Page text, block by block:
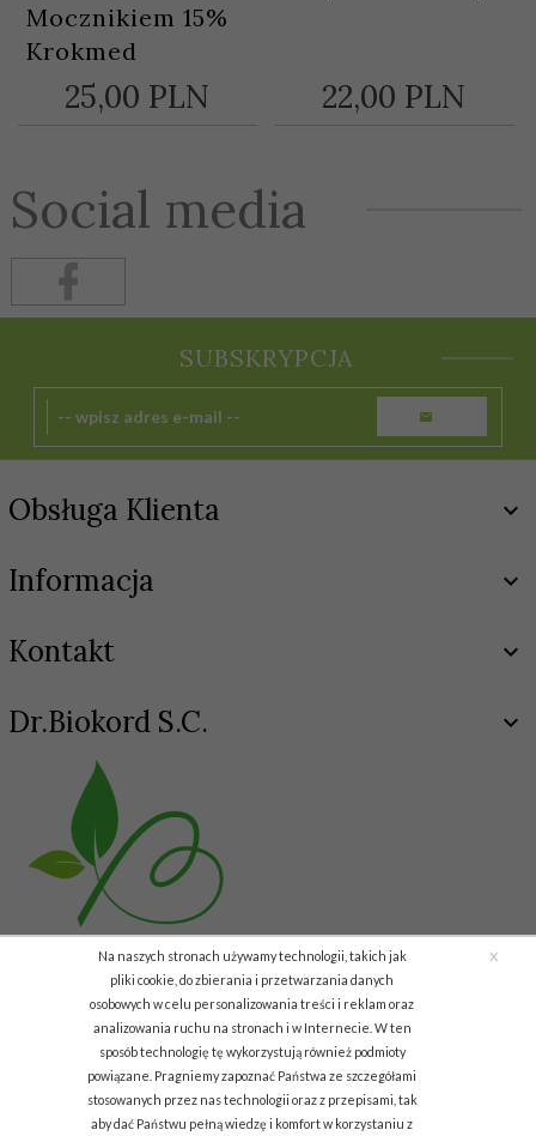
Mocznikiem 15%
Krokmed
25,00 PLN 22,00 PLN
Social media
SUBSKRYPCJA
Obsługa Klienta
Informacja
Kontakt
Dr.Biokord S.C.
info.biodar@gmail.com
Copyright © 2011 Biokord.com
Na naszych stronach używamy technologii, takich jak
pliki cookie, do zbierania i przetwarzania danych
osobowych w celu personalizowania treści i reklam oraz
analizowania ruchu na stronach i w Internecie. W ten
sposób technologię tę wykorzystują również podmioty
powiązane. Pragniemy zapoznać Państwa ze szczegółami
stosowanych przez nas technologii oraz z przepisami, tak
aby dać Państwu pełną wiedzę i komfort w korzystaniu z
x